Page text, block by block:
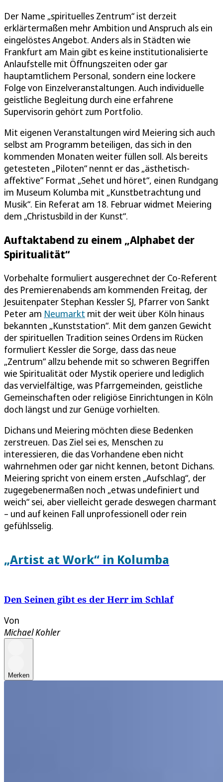
Der Name „spirituelles Zentrum“ ist derzeit
erklärtermaßen mehr Ambition und Anspruch als ein
eingelöstes Angebot. Anders als in Städten wie
Frankfurt am Main gibt es keine institutionalisierte
Anlaufstelle mit Öffnungszeiten oder gar
hauptamtlichem Personal, sondern eine lockere
Folge von Einzelveranstaltungen. Auch individuelle
geistliche Begleitung durch eine erfahrene
Supervisorin gehört zum Portfolio.
Mit eigenen Veranstaltungen wird Meiering sich auch
selbst am Programm beteiligen, das sich in den
kommenden Monaten weiter füllen soll. Als bereits
getesteten „Piloten“ nennt er das „ästhetisch-
affektive“ Format „Sehet und höret“, einen Rundgang
im Museum Kolumba mit „Kunstbetrachtung und
Musik“. Ein Referat am 18. Februar widmet Meiering
dem „Christusbild in der Kunst“.
Auftaktabend zu einem „Alphabet der
Spiritualität“
Vorbehalte formuliert ausgerechnet der Co-Referent
des Premierenabends am kommenden Freitag, der
Jesuitenpater Stephan Kessler SJ, Pfarrer von Sankt
Peter am Neumarkt mit der weit über Köln hinaus
bekannten „Kunststation“. Mit dem ganzen Gewicht
der spirituellen Tradition seines Ordens im Rücken
formuliert Kessler die Sorge, dass das neue
„Zentrum“ allzu behende mit so schweren Begriffen
wie Spiritualität oder Mystik operiere und lediglich
das vervielfältige, was Pfarrgemeinden, geistliche
Gemeinschaften oder religiöse Einrichtungen in Köln
doch längst und zur Genüge vorhielten.
Dichans und Meiering möchten diese Bedenken
zerstreuen. Das Ziel sei es, Menschen zu
interessieren, die das Vorhandene eben nicht
wahrnehmen oder gar nicht kennen, betont Dichans.
Meiering spricht von einem ersten „Aufschlag“, der
zugegebenermaßen noch „etwas undefiniert und
weich“ sei, aber vielleicht gerade deswegen charmant
– und auf keinen Fall unprofessionell oder rein
gefühlsselig.
„Artist at Work“ in Kolumba
Den Seinen gibt es der Herr im Schlaf
Von
Michael Kohler
Merken